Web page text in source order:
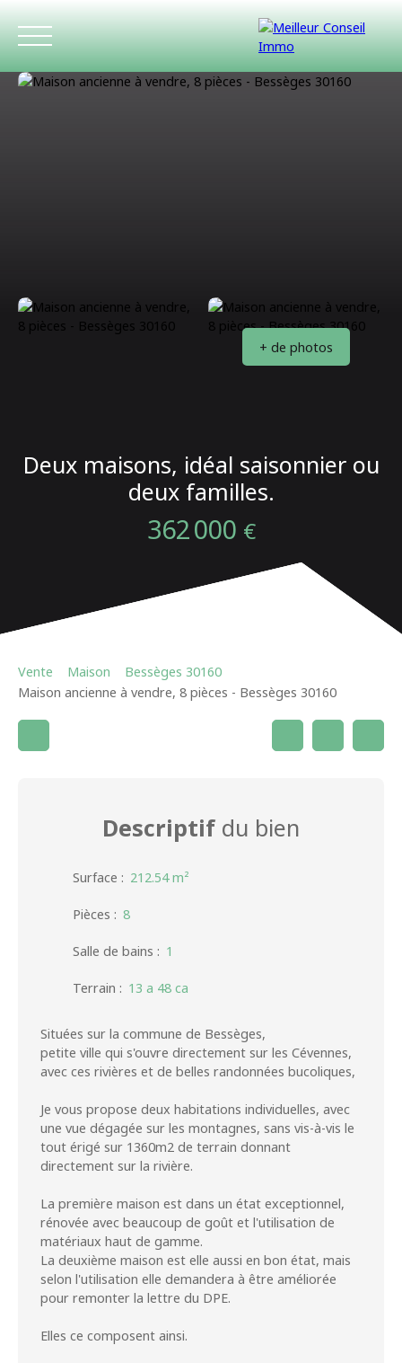
+ de photos
Deux maisons, idéal saisonnier ou
deux familles.
362 000 €
Vente Maison
Bessèges 30160
Maison ancienne à vendre, 8 pièces - Bessèges 30160
Descriptif du bien
Surface : 212.54m²
Pièces : 8
Salle de bains : 1
Terrain : 13 a 48 ca
Situées sur la commune de Bessèges,
petite ville qui s'ouvre directement sur les Cévennes,
avec ces rivières et de belles randonnées bucoliques,
Je vous propose deux habitations individuelles, avec
une vue dégagée sur les montagnes, sans vis-à-vis le
tout érigé sur 1360m2 de terrain donnant
directement sur la rivière.
La première maison est dans un état exceptionnel,
rénovée avec beaucoup de goût et l'utilisation de
matériaux haut de gamme.
La deuxième maison est elle aussi en bon état, mais
selon l'utilisation elle demandera à être améliorée
pour remonter la lettre du DPE.
Elles ce composent ainsi.